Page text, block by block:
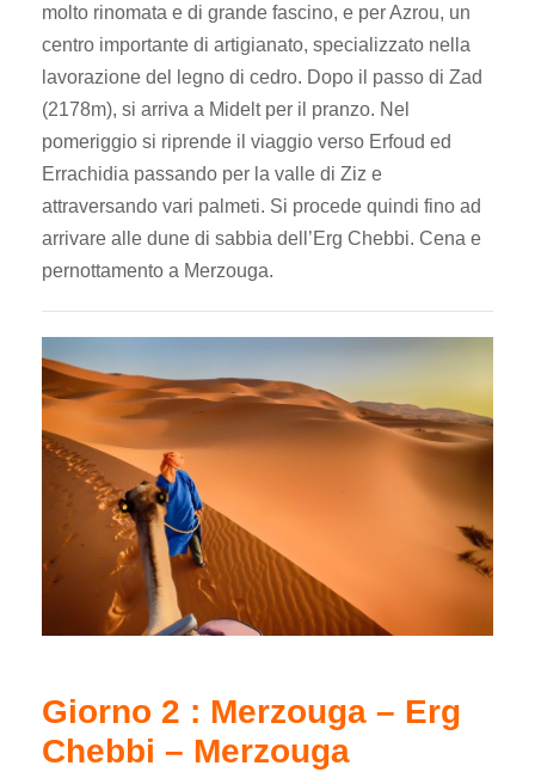
molto rinomata e di grande fascino, e per Azrou, un
centro importante di artigianato, specializzato nella
lavorazione del legno di cedro. Dopo il passo di Zad
(2178m), si arriva a Midelt per il pranzo. Nel
pomeriggio si riprende il viaggio verso Erfoud ed
Errachidia passando per la valle di Ziz e
attraversando vari palmeti. Si procede quindi fino ad
arrivare alle dune di sabbia dell’Erg Chebbi. Cena e
pernottamento a Merzouga.
Giorno 2 : Merzouga – Erg
Chebbi – Merzouga